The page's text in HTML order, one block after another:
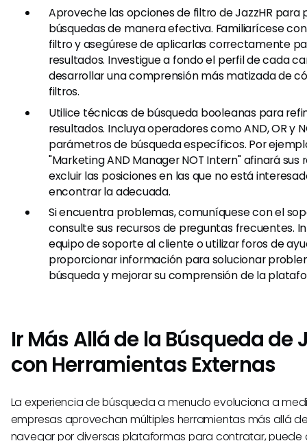
Aproveche las opciones de filtro de JazzHR para
búsquedas de manera efectiva. Familiarícese
filtro y asegúrese de aplicarlas correctamente
resultados. Investigue a fondo el perfil de cada
desarrollar una comprensión más matizada de
filtros.
Utilice técnicas de búsqueda booleanas para
resultados. Incluya operadores como AND, OR y
parámetros de búsqueda específicos. Por
"Marketing AND Manager NOT Intern" afinará sus
excluir las posiciones en las que no está
encontrar la adecuada.
Si encuentra problemas, comuníquese con el
consulte sus recursos de preguntas frecuentes.
equipo de soporte al cliente o utilizar foros de
proporcionar información para solucionar
búsqueda y mejorar su comprensión de la
Ir Más Allá de la Búsqueda de
con Herramientas Externas
La experiencia de búsqueda a menudo evoluciona a
empresas aprovechan múltiples herramientas más allá de
navegar por diversas plataformas para contratar, puede